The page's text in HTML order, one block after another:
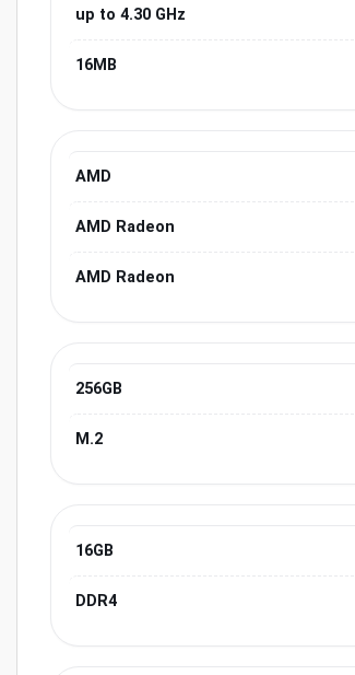
up to 4.30 GHz
16MB
AMD
AMD Radeon
AMD Radeon
256GB
M.2
16GB
DDR4